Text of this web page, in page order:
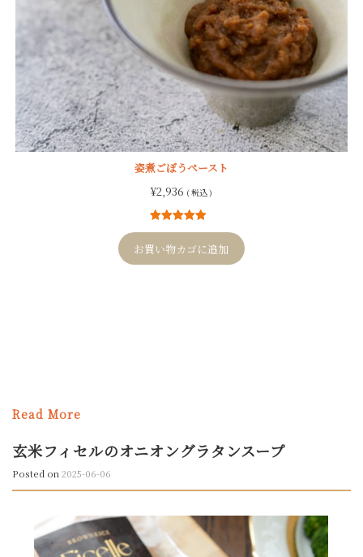
姿煮ごぼうペースト
¥2,936 ( 税込 )
12
件の利用者
評価に基づ
く5段階評価
のうち、
お買い物カゴに追加
Read More
玄米フィセルのオニオングラタンスープ
Posted on2025-06-06